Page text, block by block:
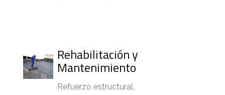
Rehabilitación y
Mantenimiento
Refuerzo estructural,